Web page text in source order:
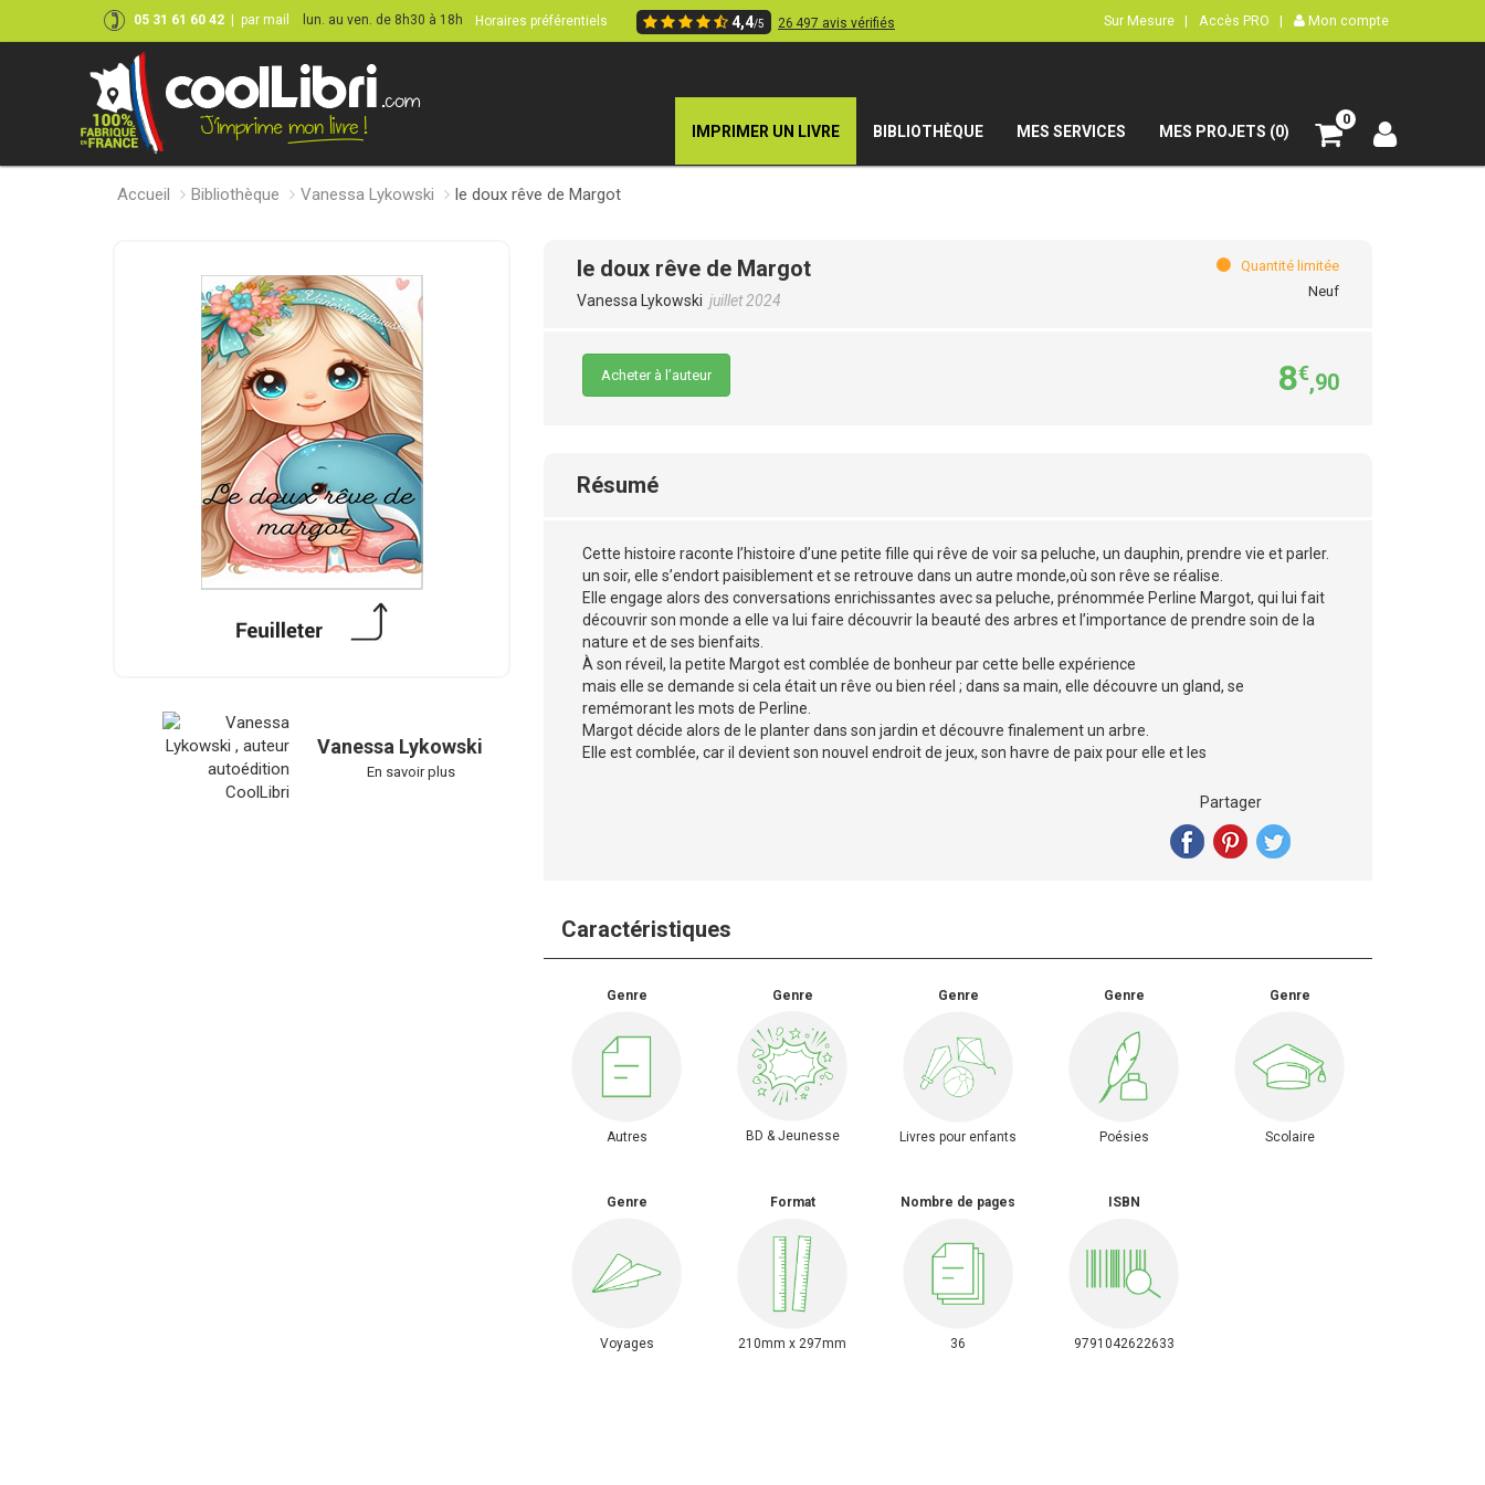
05 31 61 60 42 par mail lun. au ven. de 8h30 à 18h Horaires préférentiels 4,4/5 26 497 avis vérifiés Sur Mesure | Accès PRO | Mon compte
IMPRIMER UN LIVRE BIBLIOTHÈQUE MES SERVICES MES PROJETS (0)
0
Accueil Bibliothèque Vanessa Lykowski le doux rêve de Margot
Vanessa Lykowski
En savoir plus
le doux rêve de Margot
Vanessa Lykowski juillet 2024
Quantité limitée
Neuf
Acheter à l’auteur 8€,90
Résumé
Cette histoire raconte l’histoire d’une petite fille qui rêve de voir sa peluche, un dauphin, prendre vie et parler.
un soir, elle s’endort paisiblement et se retrouve dans un autre monde,où son rêve se réalise.
Elle engage alors des conversations enrichissantes avec sa peluche, prénommée Perline Margot, qui lui fait
découvrir son monde a elle va lui faire découvrir la beauté des arbres et l’importance de prendre soin de la
nature et de ses bienfaits.
À son réveil, la petite Margot est comblée de bonheur par cette belle expérience
mais elle se demande si cela était un rêve ou bien réel ; dans sa main, elle découvre un gland, se
remémorant les mots de Perline.
Margot décide alors de le planter dans son jardin et découvre finalement un arbre.
Elle est comblée, car il devient son nouvel endroit de jeux, son havre de paix pour elle et les
Partager
Caractéristiques
Genre
Autres
Genre
BD & Jeunesse
Genre
Livres pour enfants
Genre
Poésies
Genre
Scolaire
Genre
Voyages
Format
210mm x 297mm
Nombre de pages
36
ISBN
9791042622633